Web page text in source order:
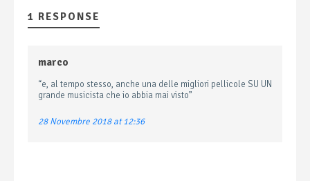
1 RESPONSE
marco
“e, al tempo stesso, anche una delle migliori pellicole SU UN
grande musicista che io abbia mai visto”
28 Novembre 2018 at 12:36